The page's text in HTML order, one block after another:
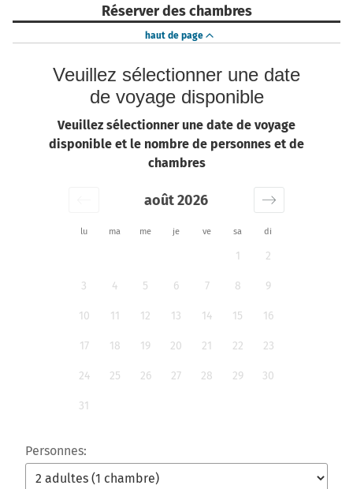
Réserver des chambres
haut de page
Veuillez sélectionner une date
de voyage disponible
Veuillez sélectionner une date de voyage
disponible et le nombre de personnes et de
chambres
lu ma me je ve sa di
août 2026
1 2
3 4 5 6 7 8 9
10 11 12 13 14 15 16
17 18 19 20 21 22 23
24 25 26 27 28 29 30
31
Personnes: